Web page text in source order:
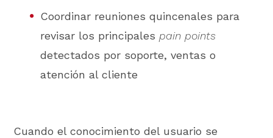
Coordinar reuniones quincenales para
revisar los principales pain points
detectados por soporte, ventas o
atención al cliente
Cuando el conocimiento del usuario se